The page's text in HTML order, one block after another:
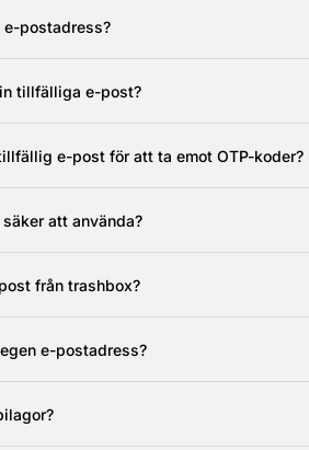
postadress?
tillfälliga e-post?
e-post för att ta emot OTP-koder?
att använda?
från trashbox?
e-postadress?